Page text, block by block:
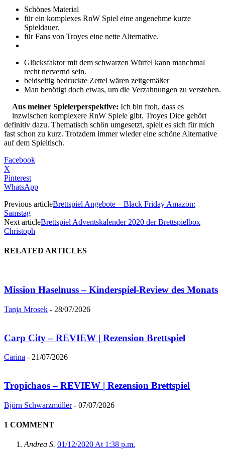
Schönes Material
für ein komplexes RnW Spiel eine angenehme kurze
Spieldauer.
für Fans von Troyes eine nette Alternative.
Glücksfaktor mit dem schwarzen Würfel kann manchmal
recht nervernd sein.
beidseitig bedruckte Zettel wären zeitgemäßer
Man benötigt doch etwas, um die Verzahnungen zu verstehen.
Aus meiner Spielerperspektive: Ich bin froh, dass es
inzwischen komplexere RnW Spiele gibt. Troyes Dice gehört
definitiv dazu. Thematisch schön umgesetzt, spielt es sich für mich
fast schon zu kurz. Trotzdem immer wieder eine schöne Alternative
auf dem Spieltisch.
Facebook
X
Pinterest
WhatsApp
Previous articleBrettspiel Angebote – Black Friday Amazon:
Samstag
Next articleBrettspiel Adventskalender 2020 der Brettspielbox
Christoph
RELATED ARTICLES
Mission Haselnuss – Kinderspiel-Review des Monats
Tanja Mrosek - 28/07/2026
Carp City – REVIEW | Rezension Brettspiel
Carina - 21/07/2026
Tropichaos – REVIEW | Rezension Brettspiel
Björn Schwarzmüller - 07/07/2026
1 COMMENT
Andrea S. 01/12/2020 At 1:38 p.m.